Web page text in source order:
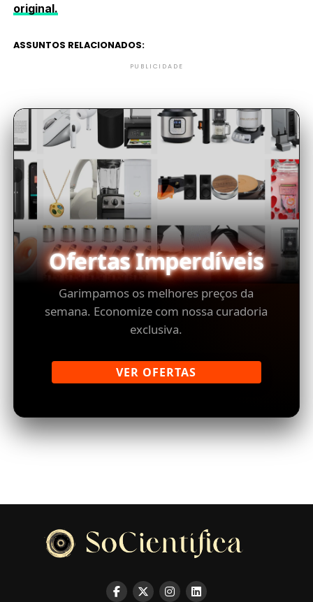
original.
ASSUNTOS RELACIONADOS:
PUBLICIDADE
Ofertas Imperdíveis
Garimpamos os melhores preços da
semana. Economize com nossa curadoria
exclusiva.
VER OFERTAS